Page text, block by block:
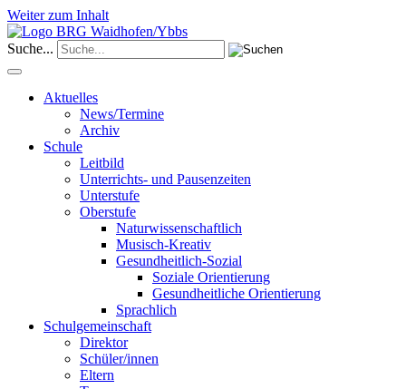
Weiter zum Inhalt
Suche...
Aktuelles
News/Termine
Archiv
Schule
Leitbild
Unterrichts- und Pausenzeiten
Unterstufe
Oberstufe
Naturwissenschaftlich
Musisch-Kreativ
Gesundheitlich-Sozial
Soziale Orientierung
Gesundheitliche Orientierung
Sprachlich
Schulgemeinschaft
Direktor
Schüler/innen
Eltern